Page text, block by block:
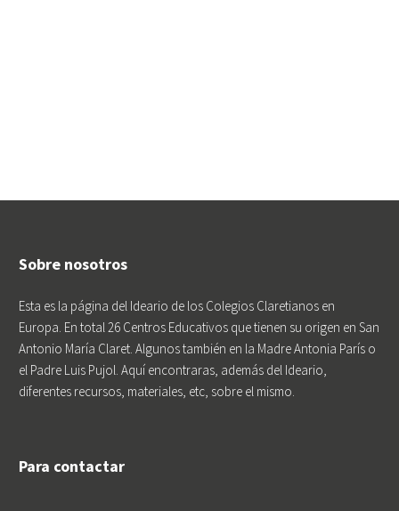
Sobre nosotros
Esta es la página del Ideario de los Colegios Claretianos en
Europa. En total 26 Centros Educativos que tienen su origen en San
Antonio María Claret. Algunos también en la Madre Antonia París o
el Padre Luis Pujol. Aquí encontraras, además del Ideario,
diferentes recursos, materiales, etc, sobre el mismo.
Para contactar